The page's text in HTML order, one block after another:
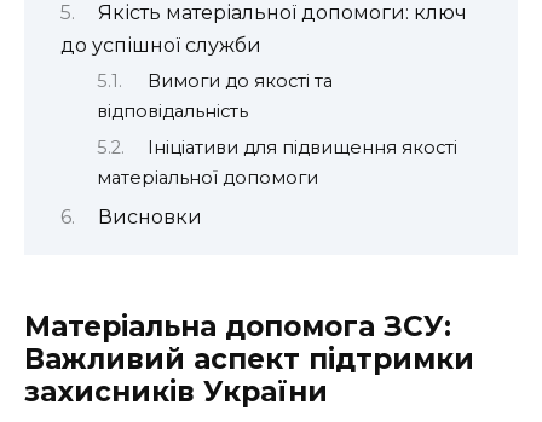
Якість матеріальної допомоги: ключ
до успішної служби
Вимоги до якості та
відповідальність
Ініціативи для підвищення якості
матеріальної допомоги
Висновки
Матеріальна допомога ЗСУ:
Важливий аспект підтримки
захисників України